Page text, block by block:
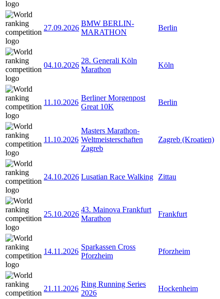
27.09.2026
BMW BERLIN-
MARATHON
Berlin
04.10.2026
28. Generali Köln
Marathon
Köln
11.10.2026
Berliner Morgenpost
Great 10K
Berlin
11.10.2026
Masters Marathon-
Weltmeisterschaften
Zagreb
Zagreb (Kroatien)
24.10.2026 Lusatian Race Walking Zittau
25.10.2026
43. Mainova Frankfurt
Marathon
Frankfurt
14.11.2026
Sparkassen Cross
Pforzheim
Pforzheim
21.11.2026
Ring Running Series
2026
Hockenheim